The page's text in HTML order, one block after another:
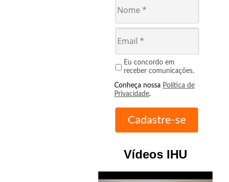
Eu concordo em
receber comunicações.
Conheça nossa Política de
Privacidade.
Vídeos IHU